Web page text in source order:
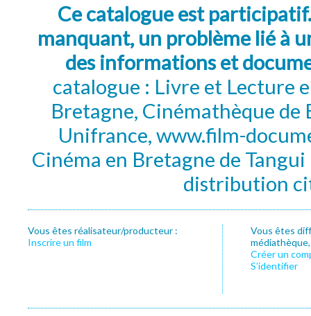
Ce catalogue est
manquant, un problème lié à
des informations et
catalogue : Livre et Lecture
Bretagne, Cinémathèque de
Unifrance, www.film-
Cinéma en Bretagne de
distribution
Vous êtes réalisateur/producteur :
Inscrire un film
Vous êtes
Créer un
S’identifier